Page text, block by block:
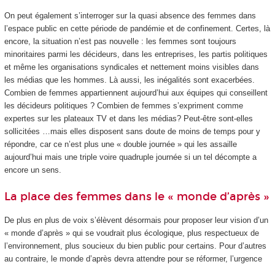
On peut également s’interroger sur la quasi absence des femmes dans
l’espace public en cette période de pandémie et de confinement. Certes, là
encore, la situation n’est pas nouvelle : les femmes sont toujours
minoritaires parmi les décideurs, dans les entreprises, les partis politiques
et même les organisations syndicales et nettement moins visibles dans
les médias que les hommes. Là aussi, les inégalités sont exacerbées.
Combien de femmes appartiennent aujourd’hui aux équipes qui conseillent
les décideurs politiques ? Combien de femmes s’expriment comme
expertes sur les plateaux TV et dans les médias? Peut-être sont-elles
sollicitées …mais elles disposent sans doute de moins de temps pour y
répondre, car ce n’est plus une « double journée » qui les assaille
aujourd’hui mais une triple voire quadruple journée si un tel décompte a
encore un sens.
La place des femmes dans le « monde d’après »
De plus en plus de voix s’élèvent désormais pour proposer leur vision d’un
« monde d’après » qui se voudrait plus écologique, plus respectueux de
l’environnement, plus soucieux du bien public pour certains. Pour d’autres
au contraire, le monde d’après devra attendre pour se réformer, l’urgence